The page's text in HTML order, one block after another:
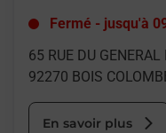
Fermé - jusqu'à
65 RUE DU GENERAL
92270 BOIS
En savoir plus